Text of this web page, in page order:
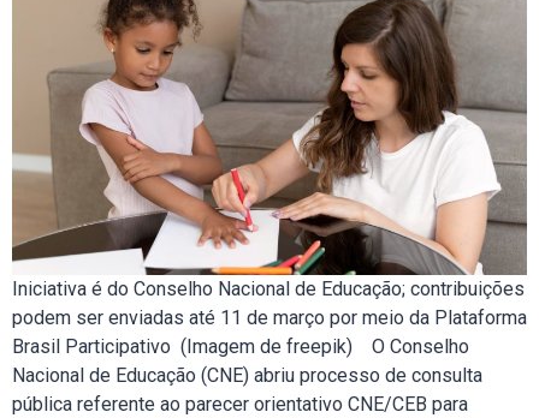
Iniciativa é do Conselho Nacional de Educação; contribuições
podem ser enviadas até 11 de março por meio da Plataforma
Brasil Participativo (Imagem de freepik) O Conselho
Nacional de Educação (CNE) abriu processo de consulta
pública referente ao parecer orientativo CNE/CEB para